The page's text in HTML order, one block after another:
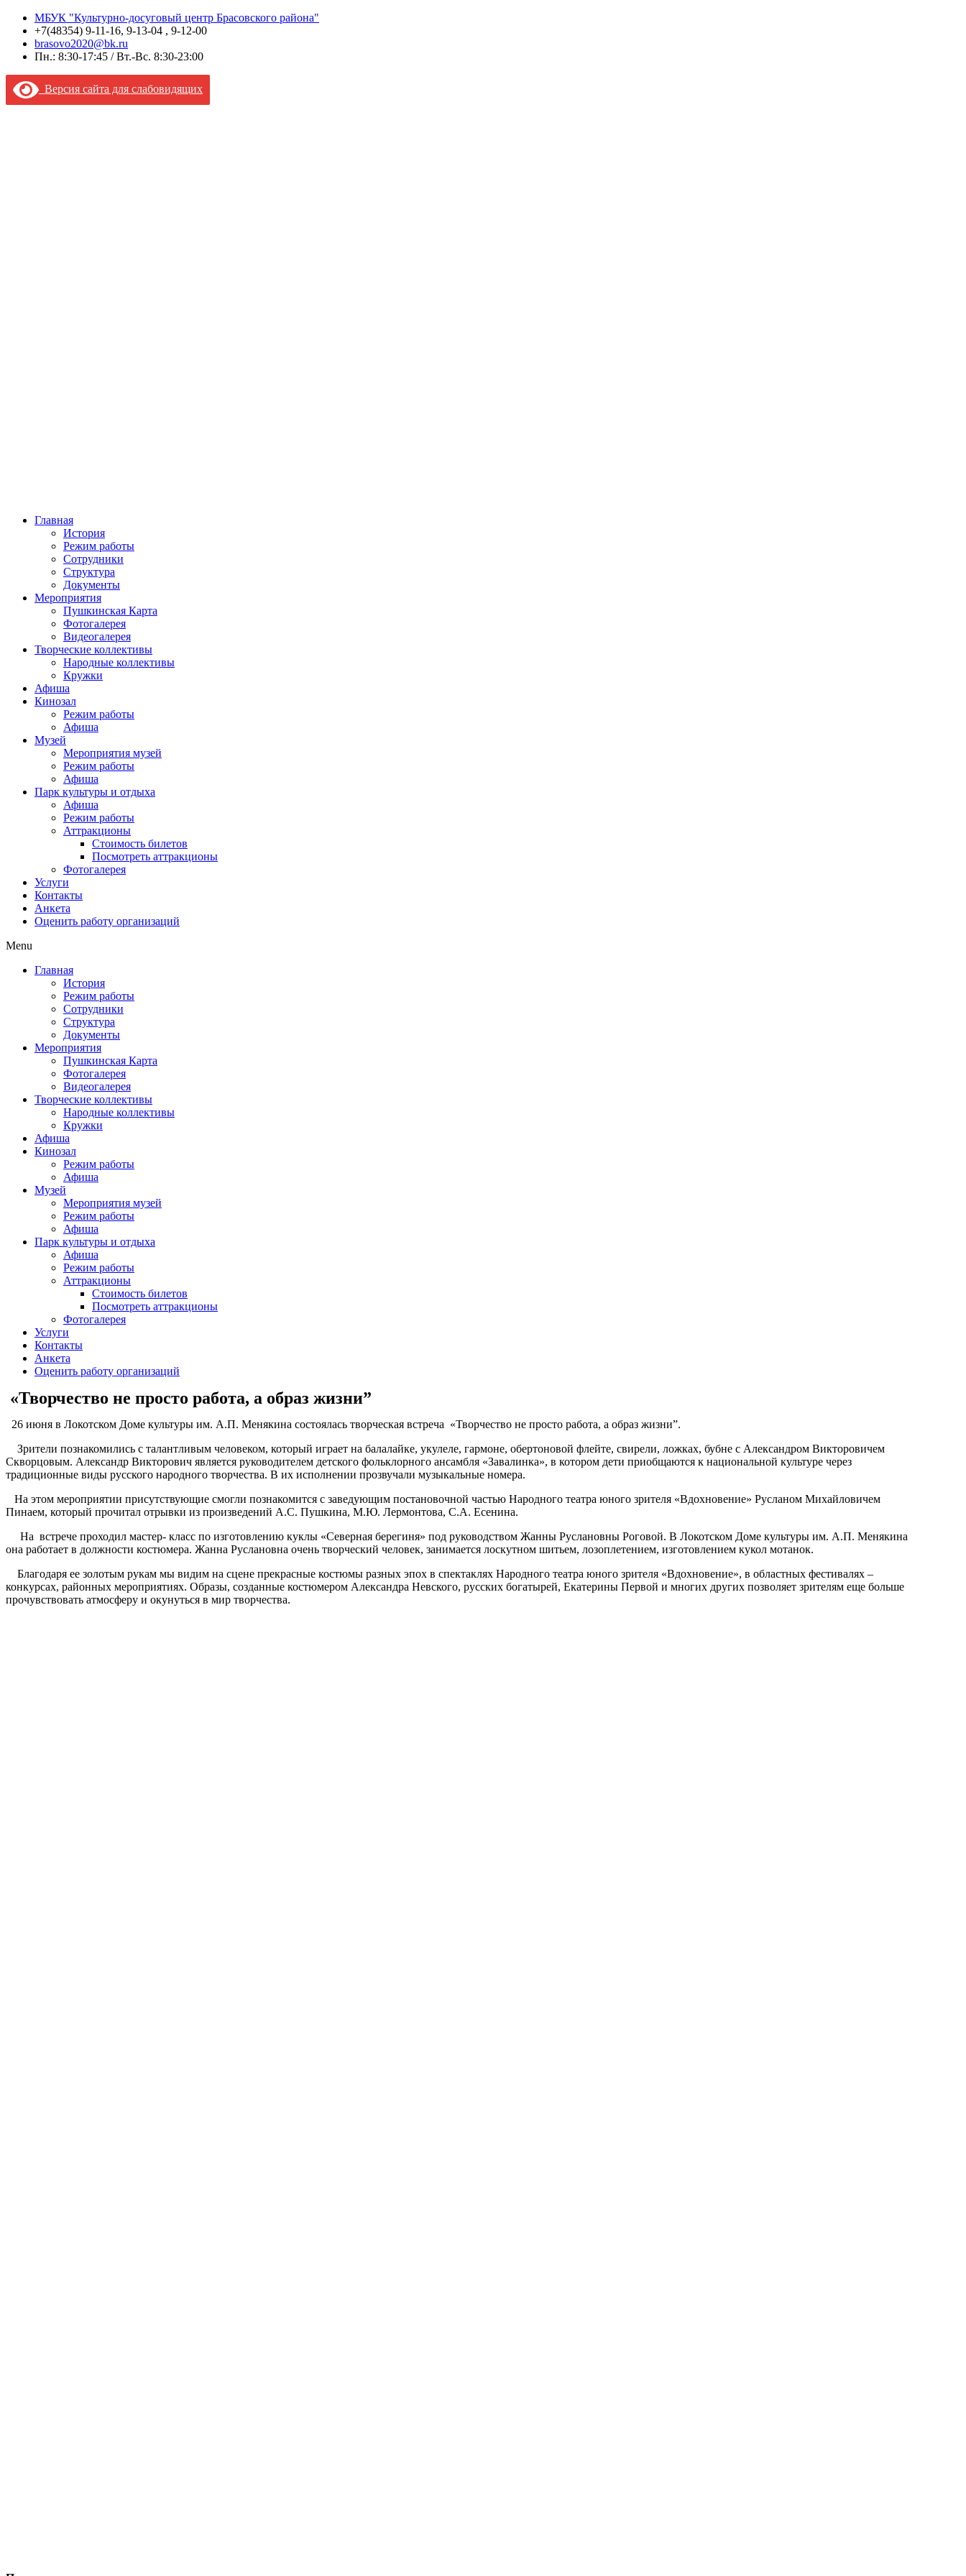
МБУК "Культурно-досуговый центр Брасовского района"
+7(48354) 9-11-16, 9-13-04 , 9-12-00
brasovo2020@bk.ru
Пн.: 8:30-17:45 / Вт.-Вс. 8:30-23:00
Версия сайта для слабовидящих
Главная
История
Режим работы
Сотрудники
Структура
Документы
Мероприятия
Пушкинская Карта
Фотогалерея
Видеогалерея
Творческие коллективы
Народные коллективы
Кружки
Афиша
Кинозал
Режим работы
Афиша
Музей
Мероприятия музей
Режим работы
Афиша
Парк культуры и отдыха
Афиша
Режим работы
Аттракционы
Стоимость билетов
Посмотреть аттракционы
Фотогалерея
Услуги
Контакты
Анкета
Оценить работу организаций
Menu
Главная
История
Режим работы
Сотрудники
Структура
Документы
Мероприятия
Пушкинская Карта
Фотогалерея
Видеогалерея
Творческие коллективы
Народные коллективы
Кружки
Афиша
Кинозал
Режим работы
Афиша
Музей
Мероприятия музей
Режим работы
Афиша
Парк культуры и отдыха
Афиша
Режим работы
Аттракционы
Стоимость билетов
Посмотреть аттракционы
Фотогалерея
Услуги
Контакты
Анкета
Оценить работу организаций
«Творчество не просто работа, а образ жизни”
26 июня в Локотском Доме культуры им. А.П. Менякина состоялась творческая встреча «Творчество не просто работа, а образ жизни”.
Зрители познакомились с талантливым человеком, который играет на балалайке, укулеле, гармоне, обертоновой флейте, свирели, ложках, бубне с Александром Викторовичем
Скворцовым. Александр Викторович является руководителем детского фольклорного ансамбля «Завалинка», в котором дети приобщаются к национальной культуре через
традиционные виды русского народного творчества. В их исполнении прозвучали музыкальные номера.
На этом мероприятии присутствующие смогли познакомится с заведующим постановочной частью Народного театра юного зрителя «Вдохновение» Русланом Михайловичем
Пинаем, который прочитал отрывки из произведений А.С. Пушкина, М.Ю. Лермонтова, С.А. Есенина.
На встрече проходил мастер- класс по изготовлению куклы «Северная берегиня» под руководством Жанны Руслановны Роговой. В Локотском Доме культуры им. А.П. Менякина
она работает в должности костюмера. Жанна Руслановна очень творческий человек, занимается лоскутном шитьем, лозоплетением, изготовлением кукол мотанок.
Благодаря ее золотым рукам мы видим на сцене прекрасные костюмы разных эпох в спектаклях Народного театра юного зрителя «Вдохновение», в областных фестивалях –
конкурсах, районных мероприятиях. Образы, созданные костюмером Александра Невского, русских богатырей, Екатерины Первой и многих других позволяет зрителям еще больше
прочувствовать атмосферу и окунуться в мир творчества.